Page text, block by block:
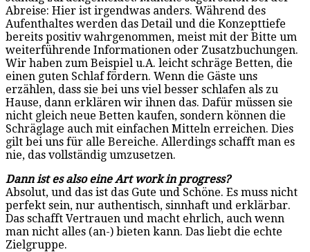
Abreise: Hier ist irgendwas anders. Während des
Aufenthaltes werden das Detail und die Konzepttiefe
bereits positiv wahrgenommen, meist mit der Bitte um
weiterführende Informationen oder Zusatzbuchungen.
Wir haben zum Beispiel u.A. leicht schräge Betten, die
einen guten Schlaf fördern. Wenn die Gäste uns
erzählen, dass sie bei uns viel besser schlafen als zu
Hause, dann erklären wir ihnen das. Dafür müssen sie
nicht gleich neue Betten kaufen, sondern können die
Schräglage auch mit einfachen Mitteln erreichen. Dies
gilt bei uns für alle Bereiche. Allerdings schafft man es
nie, das vollständig umzusetzen.
Dann ist es also eine Art work in progress?
Absolut, und das ist das Gute und Schöne. Es muss nicht
perfekt sein, nur authentisch, sinnhaft und erklärbar.
Das schafft Vertrauen und macht ehrlich, auch wenn
man nicht alles (an-) bieten kann. Das liebt die echte
Zielgruppe.